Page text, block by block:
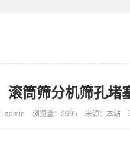
滚筒筛分机筛孔堵
admin 浏览量：2695 来源：本站